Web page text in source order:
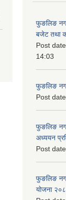
फुङलिङ
बजेट तथा
Post
14:03
फुङलिङ
Post
फुङलिङ
अध्ययन
Post
फुङलिङ
योजना